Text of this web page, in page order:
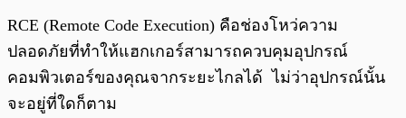
RCE (Remote Code Execution) คือช่องโหว่ความ
ปลอดภัยที่ทำให้แฮกเกอร์สามารถควบคุมอุปกรณ์
คอมพิวเตอร์ของคุณจากระยะไกลได้ ไม่ว่าอุปกรณ์นั้น
จะอยู่ที่ใดก็ตาม